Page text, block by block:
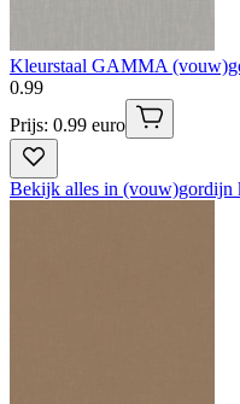
Kleurstaal GAMMA
0.99
Prijs: 0.99 euro
Bekijk alles in (vouw)gordijn